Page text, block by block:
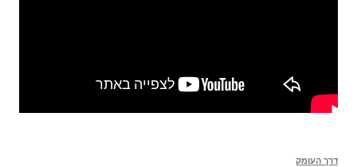
דרך העומק